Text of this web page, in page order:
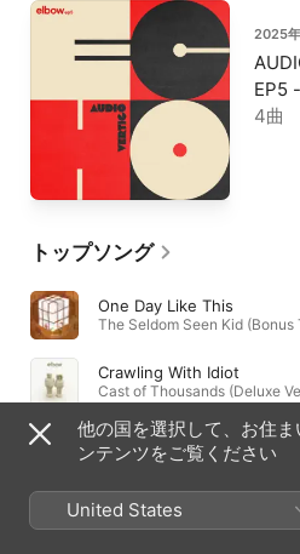
2025
EP5
4曲
トップソング
One Day Like This
Crawling With Idiot
Cast of Thousands (Deluxe
Asleep In The Back
Asleep In the Back · 2001年
他の国を選択して、お住
ンテンツをご覧ください
United States